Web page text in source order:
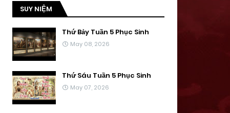
SUY NIỆM
Thứ Bảy Tuần 5 Phục Sinh
May 08, 2026
Thứ Sáu Tuần 5 Phục Sinh
May 07, 2026